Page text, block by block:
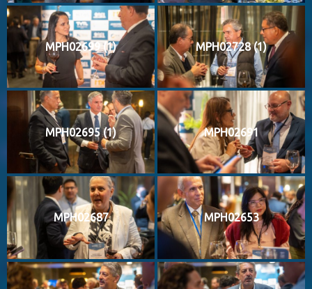
MPH02699 (1) MPH02728 (1)
MPH02695 (1) MPH02691
MPH02687 MPH02653